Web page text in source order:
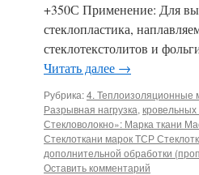
+350С Применение: Для
стеклопластика,
стеклотекстолитов и
Читать далее →
Рубрика:4. Теплоизоляционные
Разрывная нагрузка,
Стекловолокно»: Марка ткани
Стеклоткани марок ТСР
дополнительной обработки
Оставить комментарий